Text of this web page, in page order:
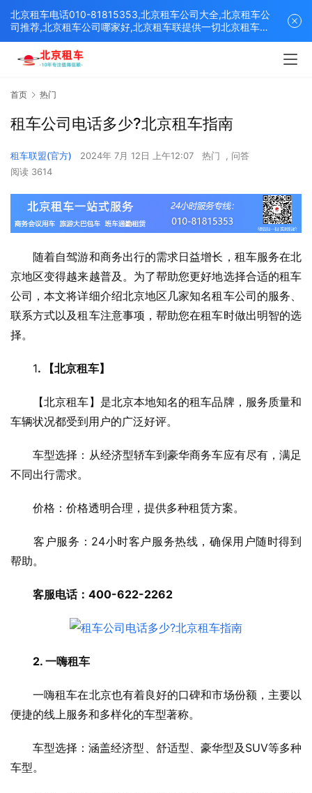
首页 热门
租车公司电话多少?北京租车指南
租车联盟(官方) 2024年 7月 12日 上午12:07 热门 , 问答
阅读 3614
随着自驾游和商务出行的需求日益增长，租车服务在北
京地区变得越来越普及。为了帮助您更好地选择合适的租车
公司，本文将详细介绍北京地区几家知名租车公司的服务、
联系方式以及租车注意事项，帮助您在租车时做出明智的选
择。
1. 【北京租车】
【北京租车】是北京本地知名的租车品牌，服务质量和
车辆状况都受到用户的广泛好评。
车型选择：从经济型轿车到豪华商务车应有尽有，满足
不同出行需求。
价格：价格透明合理，提供多种租赁方案。
客户服务：24小时客户服务热线，确保用户随时得到
帮助。
客服电话：400-622-2262
2. 一嗨租车
一嗨租车在北京也有着良好的口碑和市场份额，主要以
便捷的线上服务和多样化的车型著称。
车型选择：涵盖经济型、舒适型、豪华型及SUV等多种
车型。
北京租车电话010-81815353,北京租车公司大全,北京租车公
司推荐,北京租车公司哪家好,北京租车联提供一切北京租车解
决方案,打造北京优质的租车平台！